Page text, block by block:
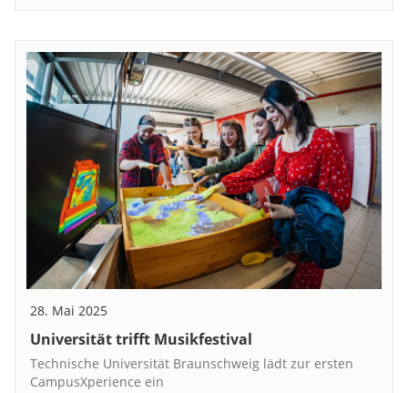
28. Mai 2025
Universität trifft Musikfestival
Technische Universität Braunschweig lädt zur ersten
CampusXperience ein